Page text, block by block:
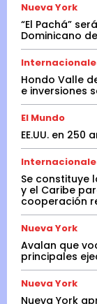
Nueva York
“El Pachá”
Dominicano
Hondo Valle
e inversiones
El Mundo
EE.UU. en
Se constituye
y el Caribe
cooperación
Nueva York
Avalan que
principales
Nueva York
Nueva York